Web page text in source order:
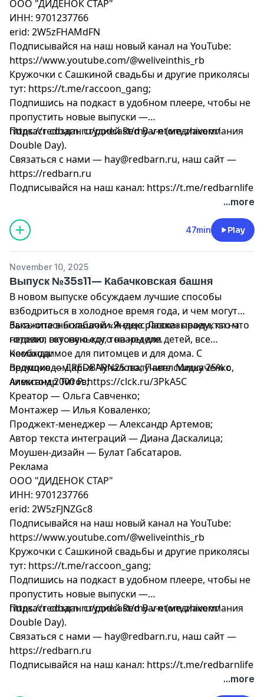
ООО "ДИДЕНОК СТАР"
ИНН: 9701237766
erid: 2W5zFHAMdFN
Подписывайся на наш новый канал на YouTube:
https://www.youtube.com/@weliveinthis_rb
Кружочки с Сашкиной свадьбы и другие приколясы
тут: https://t.me/raccoon_gang;
Подпишись на подкаст в удобном плеере, чтобы не
пропустить новые выпуски —
https://redbarn.ru/podcast/my-v-etom-zhivem/
Подкаст создан студией Red Barn (медиакомпания
Double Day).
Связаться с нами — hay@redbarn.ru, наш сайт —
https://redbarn.ru
Подписывайся на наш канал: https://t.me/redbarnlife
...more
47min Play
November 10, 2025
Выпуск №35s11— Кабачковская башня
В новом выпуске обсуждаем лучшие способы
взбодриться в холодное время года, и чем могут
быть опасны кабачки. А еще рассказываем, кто что
готовил вкусненького на неделе.
Закажите в большой «Яндекс Лавке» продукты на
неделю, готовую еду, товары для детей, все
необходимое для питомцев и для дома. С
промокодом REDBARN25 получите скидку 25% с
лимитом 2000 ₽: https://clck.ru/3PkA5C
Команда:
Ведущие — Дарья Чучалова, Павел Мишаченко,
Александр Титов;
Креатор — Ольга Савченко;
Монтажер — Илья Коваленко;
Проджект-менеджер — Александр Артемов;
Автор текста интеграций — Диана Даскалица;
Моушен-дизайн — Булат Габсатаров.
Реклама
ООО "ДИДЕНОК СТАР"
ИНН: 9701237766
erid: 2W5zFJNZGc8
Подписывайся на наш новый канал на YouTube:
https://www.youtube.com/@weliveinthis_rb
Кружочки с Сашкиной свадьбы и другие приколясы
тут: https://t.me/raccoon_gang;
Подпишись на подкаст в удобном плеере, чтобы не
пропустить новые выпуски —
https://redbarn.ru/podcast/my-v-etom-zhivem/
Подкаст создан студией Red Barn (медиакомпания
Double Day).
Связаться с нами — hay@redbarn.ru, наш сайт —
https://redbarn.ru
Подписывайся на наш канал: https://t.me/redbarnlife
...more